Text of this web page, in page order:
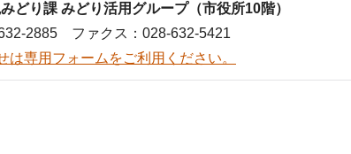
どり課 みどり活用グループ（市役所10階）
2885 ファクス：028-632-5421
は専用フォームをご利用ください。